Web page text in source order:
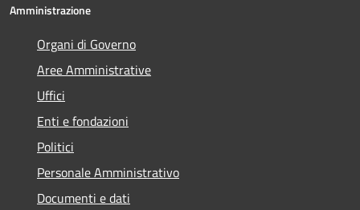
Amministrazione
Organi di Governo
Aree Amministrative
Uffici
Enti e fondazioni
Politici
Personale Amministrativo
Documenti e dati